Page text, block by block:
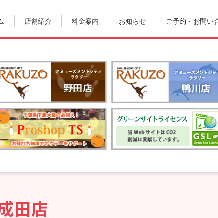
店舗紹介 料金案内 お知らせ ご予約・お問い